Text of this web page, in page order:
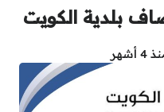
بلدية الكويت
4 أشهر